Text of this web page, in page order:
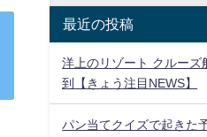
最近の投稿
洋上のリゾート クルーズ
到【きょう注目NEWS】
パン当てクイズで起きた